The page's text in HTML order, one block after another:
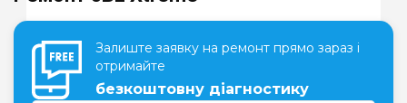
Театральна
м. Київ, вул. Хрещатик 44-A м. Київ, вул. Анни Ахматової, 30
Залиште заявку на ремонт прямо зараз і
отримайте
безкоштовну діагностику